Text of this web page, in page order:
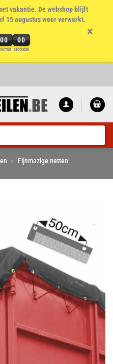
vakantie. De webshop blijft
15 augustus weer verwerkt.
00 00
SECONDEN
×
» Fijnmazige netten